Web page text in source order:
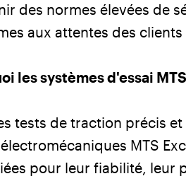
des normes élevées de
aux attentes des
les systèmes d'essai
tests de traction précis
MTS
pour leur fiabilité, leur